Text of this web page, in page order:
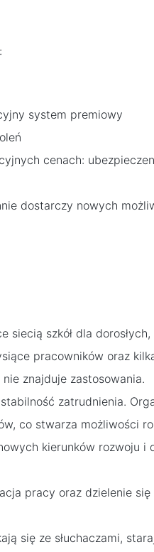
system premiowy
cenach:
dostarczy nowych
siecią szkół dla
pracowników oraz
znajduje zastosowania.
zatrudnienia.
co stwarza możliwości
kierunków rozwoju
pracy oraz dzielenie
się ze słuchaczami,